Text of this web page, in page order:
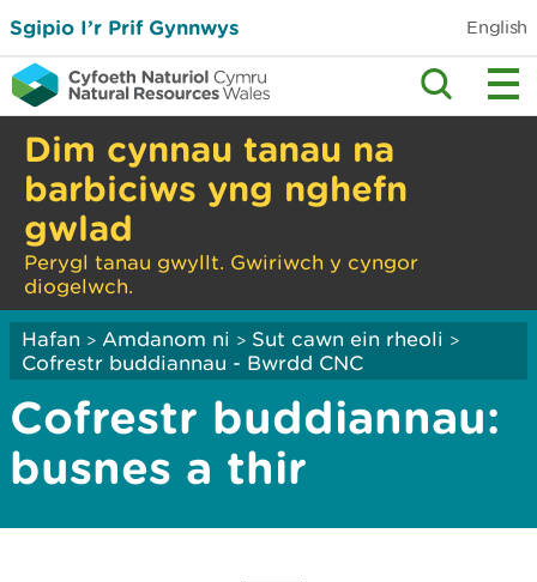
Sgipio I’r Prif Gynnwys English
Dim cynnau tanau na
barbiciws yng nghefn
gwlad
Perygl tanau gwyllt. Gwiriwch y cyngor
diogelwch.
Hafan > Amdanom ni > Sut cawn ein rheoli >
Cofrestr buddiannau - Bwrdd CNC
Cofrestr buddiannau:
busnes a thir